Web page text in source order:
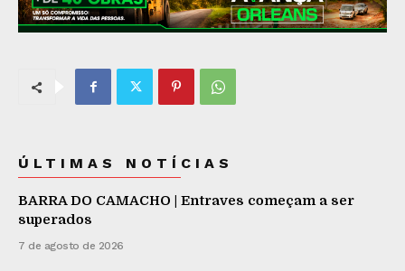
ÚLTIMAS NOTÍCIAS
BARRA DO CAMACHO | Entraves começam a ser
superados
7 de agosto de 2026